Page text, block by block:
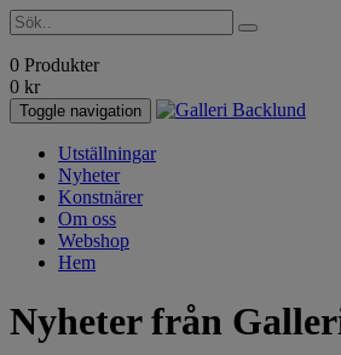
0 Produkter
0 kr
Toggle navigation
Utställningar
Nyheter
Konstnärer
Om oss
Webshop
Hem
Nyheter från